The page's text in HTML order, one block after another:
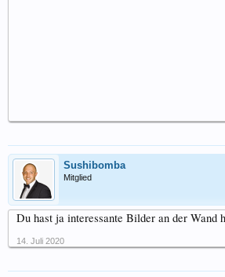
Sushibomba
Mitglied
Du hast ja interessante Bilder an der Wand
14. Juli 2020